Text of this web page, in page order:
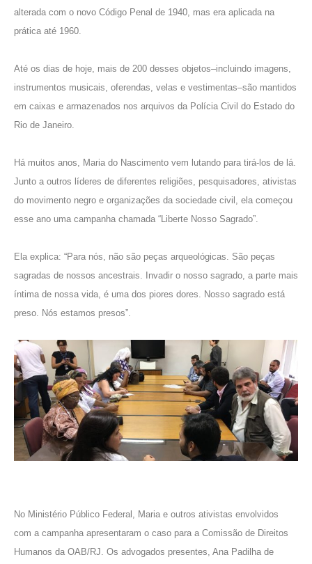
alterada com o novo Código Penal de 1940, mas era aplicada na
prática até 1960.
Até os dias de hoje, mais de 200 desses objetos–incluindo imagens,
instrumentos musicais, oferendas, velas e vestimentas–são mantidos
em caixas e armazenados nos arquivos da Polícia Civil do Estado do
Rio de Janeiro.
Há muitos anos, Maria do Nascimento vem lutando para tirá-los de lá.
Junto a outros líderes de diferentes religiões, pesquisadores, ativistas
do movimento negro e organizações da sociedade civil, ela começou
esse ano uma campanha chamada “Liberte Nosso Sagrado”.
Ela explica: “Para nós, não são peças arqueológicas. São peças
sagradas de nossos ancestrais. Invadir o nosso sagrado, a parte mais
íntima de nossa vida, é uma dos piores dores. Nosso sagrado está
preso. Nós estamos presos”.
No Ministério Público Federal, Maria e outros ativistas envolvidos
com a campanha apresentaram o caso para a Comissão de Direitos
Humanos da OAB/RJ. Os advogados presentes, Ana Padilha de